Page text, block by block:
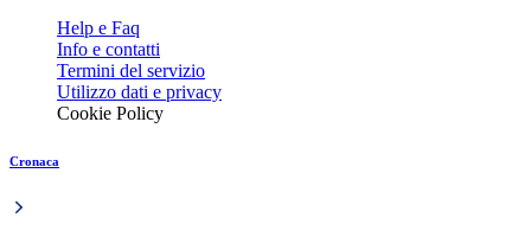
Help e Faq
Info e contatti
Termini del servizio
Utilizzo dati e privacy
Cookie Policy
Cronaca